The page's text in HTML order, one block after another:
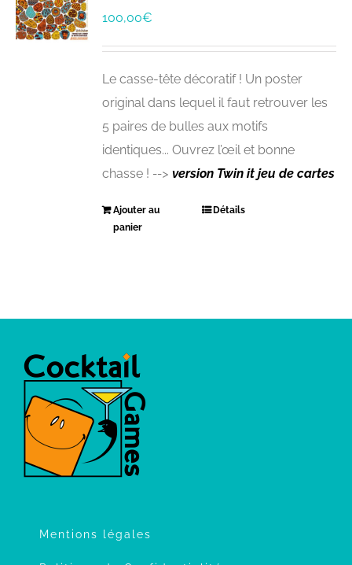
100,00€
Le casse-tête décoratif ! Un poster
original dans lequel il faut retrouver les
5 paires de bulles aux motifs
identiques... Ouvrez l’œil et bonne
chasse ! -->version Twin it jeu de cartes
Ajouter au
panier
Détails
Mentions légales